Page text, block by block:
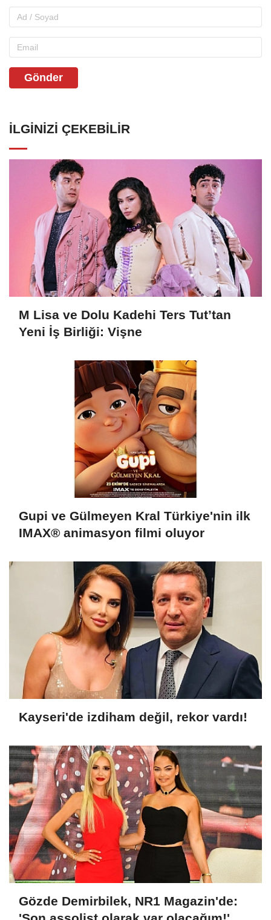
Gönder
İLGINIZI ÇEKEBILIR
M Lisa ve Dolu Kadehi Ters Tut’tan
Yeni İş Birliği: Vişne
Gupi ve Gülmeyen Kral Türkiye'nin ilk
IMAX® animasyon filmi oluyor
Kayseri'de izdiham değil, rekor vardı!
Gözde Demirbilek, NR1 Magazin'de: